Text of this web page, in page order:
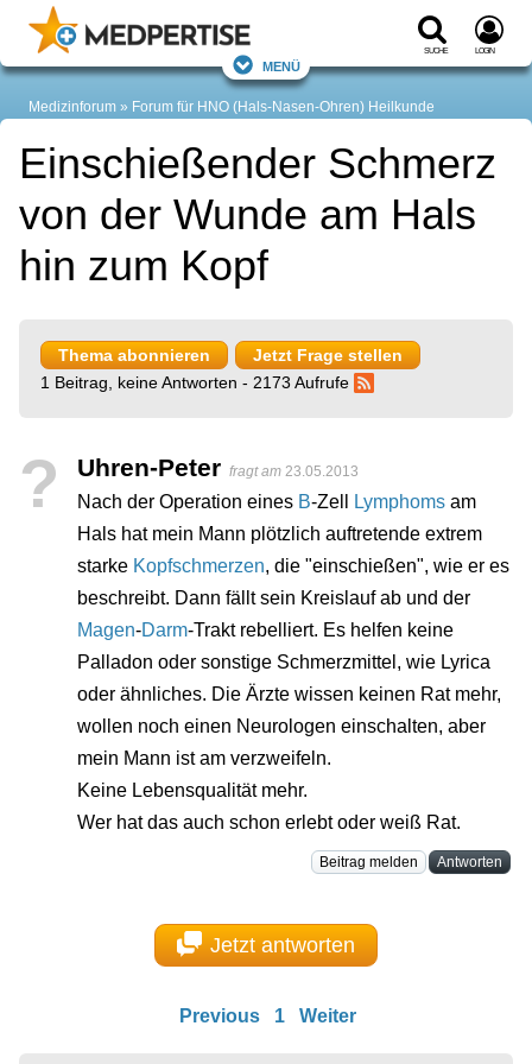
Suche Login
Menü
Medizinforum Forum für HNO (Hals-Nasen-Ohren) Heilkunde
Einschießender Schmerz
von der Wunde am Hals
hin zum Kopf
Thema abonnieren
Jetzt Frage stellen
1 Beitrag, keine Antworten - 2173 Aufrufe
? Uhren-Peter fragt am 23.05.2013
Nach der Operation eines B-Zell Lymphoms am
Hals hat mein Mann plötzlich auftretende extrem
starke Kopfschmerzen, die "einschießen", wie er es
beschreibt. Dann fällt sein Kreislauf ab und der
Magen-Darm-Trakt rebelliert. Es helfen keine
Palladon oder sonstige Schmerzmittel, wie Lyrica
oder ähnliches. Die Ärzte wissen keinen Rat mehr,
wollen noch einen Neurologen einschalten, aber
mein Mann ist am verzweifeln.
Keine Lebensqualität mehr.
Wer hat das auch schon erlebt oder weiß Rat.
Beitrag melden Antworten
Jetzt antworten
Previous 1 Weiter